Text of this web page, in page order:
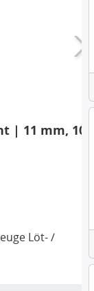
11 mm, 100
Löt- /